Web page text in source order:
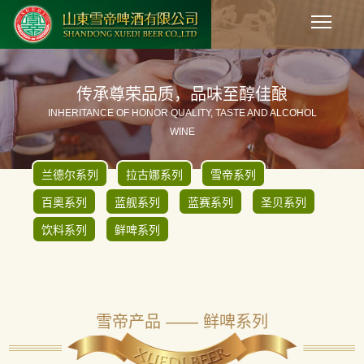
传承尊荣品质，品味至醇佳酿
INHERITANCE OF HONOR QUALITY, TASTE AND ALCOHOL
WINE
兰德尔系列 拉古娜系列 雪帝系列
百奥系列 蓝舰系列 蓝赛系列 圣贝系列
饮料系列 鲜啤系列
雪帝产品 —— 鲜啤系列